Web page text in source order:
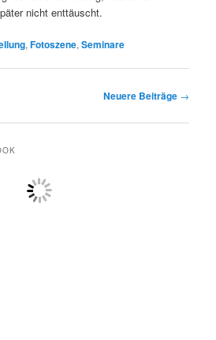
nicht enttäuscht.
,Fotoszene,Seminare
Neuere Beiträge →